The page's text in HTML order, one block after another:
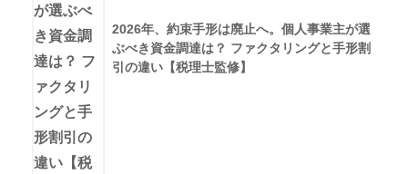
2026年、約束手形は廃止へ。個人事業主が選
ぶべき資金調達は？ ファクタリングと手形割
引の違い【税理士監修】